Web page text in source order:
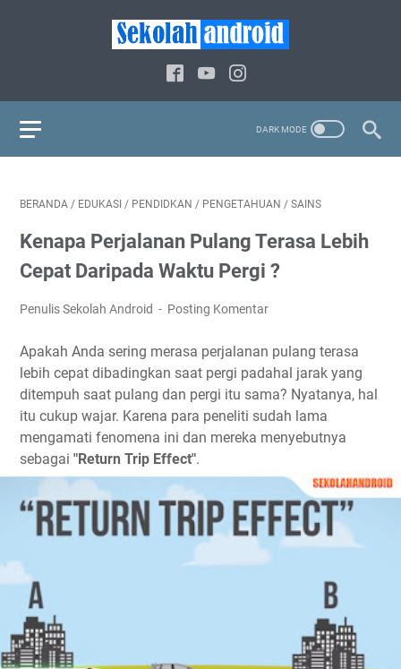
BERANDA / EDUKASI / PENDIDKAN / PENGETAHUAN / SAINS
Kenapa Perjalanan Pulang Terasa Lebih
Cepat Daripada Waktu Pergi ?
Penulis Sekolah Android Posting Komentar
Apakah Anda sering merasa perjalanan pulang terasa
lebih cepat dibadingkan saat pergi padahal jarak yang
ditempuh saat pulang dan pergi itu sama? Nyatanya, hal
itu cukup wajar. Karena para peneliti sudah lama
mengamati fenomena ini dan mereka menyebutnya
sebagai "Return Trip Effect".